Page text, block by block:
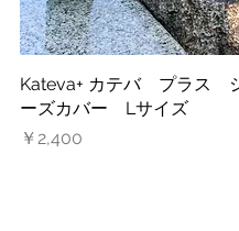
クイックビュー
Kateva+ カテバ プラス
ーズカバー Lサイズ
価格
￥2,400